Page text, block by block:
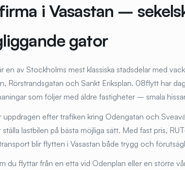
i Vasastan –
gator
en av Stockholms mest klassiska stadsdelar med
Rörstrandsgatan och Sankt Eriksplan. 08flytt har
som följer med äldre fastigheter – smala
uppdragen efter trafiken kring Odengatan och
lastbilen på bästa möjliga sätt. Med fast pris,
blir flytten i Vasastan både trygg och
du flyttar från en etta vid Odenplan eller en större